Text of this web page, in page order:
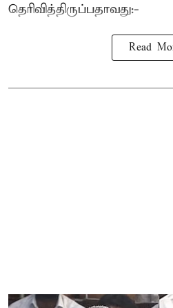
தெரிவித்திருப்பதாவது:-
Read